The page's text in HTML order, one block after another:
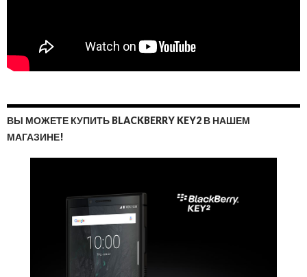
ВЫ МОЖЕТЕ КУПИТЬ BLACKBERRY KEY2 В НАШЕМ
МАГАЗИНЕ!